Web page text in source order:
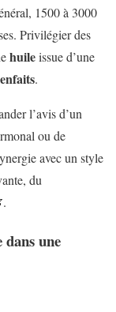
1500 à 3000
Privilégier des
huileissue d’une
.
l’avis d’un
ou de
avec un style
du
dans une